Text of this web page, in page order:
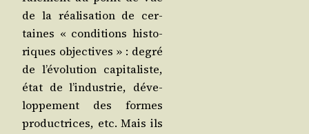
de la réa­li­sa­tion de cer­
taines « condi­tions his­to­
riques objec­tives » : degré
de l’é­vo­lu­tion capi­ta­liste,
état de l’in­dus­trie, déve­
lop­pe­ment des formes
pro­duc­trices, etc. Mais ils